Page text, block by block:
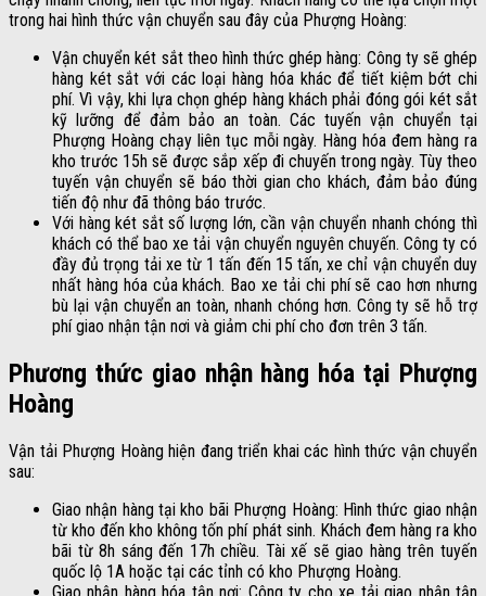
trong hai hình thức vận chuyển sau đây của Phượng Hoàng:
Vận chuyển két sắt theo hình thức ghép hàng: Công ty sẽ ghép
hàng két sắt với các loại hàng hóa khác để tiết kiệm bớt chi
phí. Vì vậy, khi lựa chọn ghép hàng khách phải đóng gói két sắt
kỹ lưỡng để đảm bảo an toàn. Các tuyến vận chuyển tại
Phượng Hoàng chạy liên tục mỗi ngày. Hàng hóa đem hàng ra
kho trước 15h sẽ được sắp xếp đi chuyến trong ngày. Tùy theo
tuyến vận chuyển sẽ báo thời gian cho khách, đảm bảo đúng
tiến độ như đã thông báo trước.
Với hàng két sắt số lượng lớn, cần vận chuyển nhanh chóng thì
khách có thể bao xe tải vận chuyển nguyên chuyến. Công ty có
đầy đủ trọng tải xe từ 1 tấn đến 15 tấn, xe chỉ vận chuyển duy
nhất hàng hóa của khách. Bao xe tải chi phí sẽ cao hơn nhưng
bù lại vận chuyển an toàn, nhanh chóng hơn. Công ty sẽ hỗ trợ
phí giao nhận tận nơi và giảm chi phí cho đơn trên 3 tấn.
Phương thức giao nhận hàng hóa tại Phượng
Hoàng
Vận tải Phượng Hoàng hiện đang triển khai các hình thức vận chuyển
sau:
Giao nhận hàng tại kho bãi Phượng Hoàng: Hình thức giao nhận
từ kho đến kho không tốn phí phát sinh. Khách đem hàng ra kho
bãi từ 8h sáng đến 17h chiều. Tài xế sẽ giao hàng trên tuyến
quốc lộ 1A hoặc tại các tỉnh có kho Phượng Hoàng.